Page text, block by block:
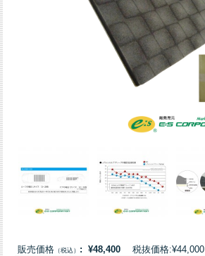
販売価格 （税込） : ¥48,400 税抜価格:¥44,000